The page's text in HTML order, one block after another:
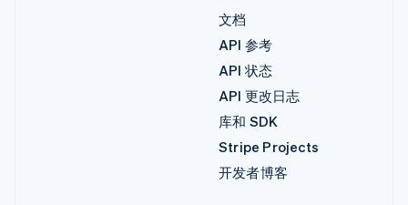
文档
API 参考
API 状态
API 更改日志
库和 SDK
Stripe Projects
开发者博客